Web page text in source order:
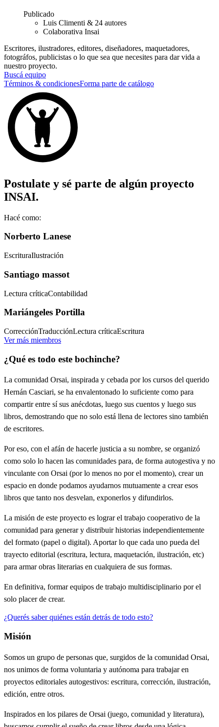
Publicado
Luis Climenti & 24 autores
Colaborativa Insai
Escritores, ilustradores, editores, diseñadores, maquetadores,
fotográfos, publicistas o lo que sea que necesites para dar vida a
nuestro proyecto.
Buscá equipo
Términos & condicionesForma parte de catálogo
Postulate y sé parte de algún proyecto
INSAI.
Hacé como:
Norberto Lanese
EscrituraIlustración
Santiago massot
Lectura críticaContabilidad
Mariángeles Portilla
CorrecciónTraducciónLectura críticaEscritura
Ver más miembros
¿Qué es todo este bochinche?
La comunidad Orsai, inspirada y cebada por los cursos del querido
Hernán Casciari, se ha envalentonado lo suficiente como para
compartir entre sí sus anécdotas, luego sus cuentos y luego sus
libros, demostrando que no solo está llena de lectores sino también
de escritores.
Por eso, con el afán de hacerle justicia a su nombre, se organizó
como solo lo hacen las comunidades para, de forma autogestiva y no
vinculante con Orsai (por lo menos no por el momento), crear un
espacio en donde podamos ayudarnos mutuamente a crear esos
libros que tanto nos desvelan, exponerlos y difundirlos.
La misión de este proyecto es lograr el trabajo cooperativo de la
comunidad para generar y distribuir historias independientemente
del formato (papel o digital). Aportar lo que cada uno pueda del
trayecto editorial (escritura, lectura, maquetación, ilustración, etc)
para armar obras literarias en cualquiera de sus formas.
En definitiva, formar equipos de trabajo multidisciplinario por el
solo placer de crear.
¿Querés saber quiénes están detrás de todo esto?
Misión
Somos un grupo de personas que, surgidos de la comunidad Orsai,
nos unimos de forma voluntaria y autónoma para trabajar en
proyectos editoriales autogestivos: escritura, corrección, ilustración,
edición, entre otros.
Inspirados en los pilares de Orsai (juego, comunidad y literatura),